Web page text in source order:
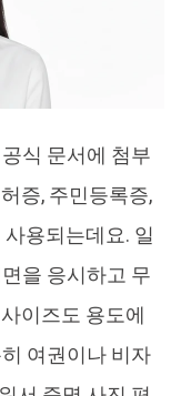
식 문서에 첨부
증, 주민등록증,
용되는데요. 일
을 응시하고 무
이즈도 용도에
여권이나 비자